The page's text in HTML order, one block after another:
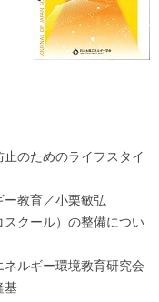
止のためのライフスタイ
教育／小栗敏弘
クール）の整備につい
ルギー環境教育研究会
基